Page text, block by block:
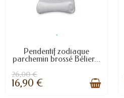
.
Pendentif zodiaque
parchemin brossé Bélier...
26,00 €
16,90 €